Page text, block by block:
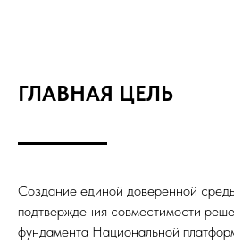
ГЛАВНАЯ ЦЕЛЬ
Создание единой доверенной
подтверждения совместимости
фундамента Национальной